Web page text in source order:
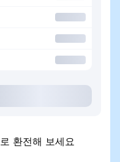
환전해 보세요